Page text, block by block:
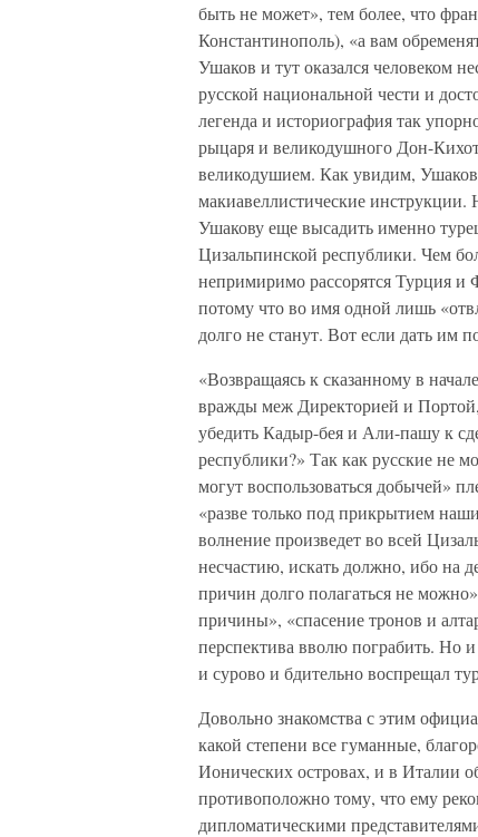
быть не может», тем более, что
Константинополь), «а вам
Ушаков и тут оказался человеком
русской национальной чести и
легенда и историография так
рыцаря и великодушного Дон-
великодушием. Как увидим, Ушаков
макиавеллистические инструкции.
Ушакову еще высадить именно
Цизальпинской республики. Чем
непримиримо рассорятся Турция и
потому что во имя одной лишь
долго не станут. Вот если дать им
«Возвращаясь к сказанному в
вражды меж Директорией и Портой,
убедить Кадыр-бея и Али-пашу к
республики?» Так как русские не
могут воспользоваться добычей»
«разве только под прикрытием
волнение произведет во всей
несчастию, искать должно, ибо на
причин долго полагаться не
причины», «спасение тронов и
перспектива вволю пограбить. Но
и сурово и бдительно воспрещал
Довольно знакомства с этим
какой степени все гуманные,
Ионических островах, и в Италии
противоположно тому, что ему
дипломатическими